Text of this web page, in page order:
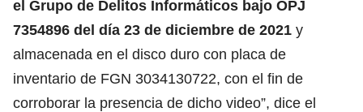
el Grupo de Delitos Informáticos bajo OPJ
7354896 del día 23 de diciembre de 2021 y
almacenada en el disco duro con placa de
inventario de FGN 3034130722, con el fin de
corroborar la presencia de dicho video”, dice el